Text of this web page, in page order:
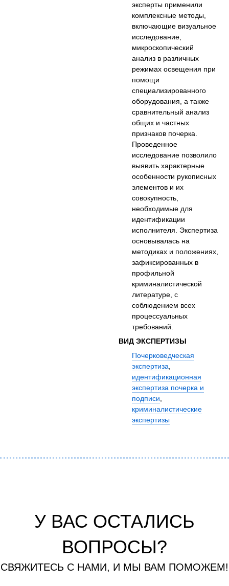
эксперты применили
комплексные методы,
включающие визуальное
исследование,
микроскопический
анализ в различных
режимах освещения при
помощи
специализированного
оборудования, а также
сравнительный анализ
общих и частных
признаков почерка.
Проведенное
исследование позволило
выявить характерные
особенности рукописных
элементов и их
совокупность,
необходимые для
идентификации
исполнителя. Экспертиза
основывалась на
методиках и положениях,
зафиксированных в
профильной
криминалистической
литературе, с
соблюдением всех
процессуальных
требований.
ВИД ЭКСПЕРТИЗЫ
Почерковедческая
экспертиза,
идентификационная
экспертиза почерка и
подписи,
криминалистические
экспертизы
У ВАС ОСТАЛИСЬ
ВОПРОСЫ?
СВЯЖИТЕСЬ С НАМИ, И МЫ ВАМ ПОМОЖЕМ!